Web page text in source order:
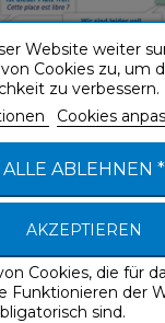
Sprachführer
Website weiter
Cookies zu, um
zu verbessern.
Cookies
ALLE ABLEHNEN *
AKZEPTIEREN
Cookies, die für
Funktionieren der
sind.